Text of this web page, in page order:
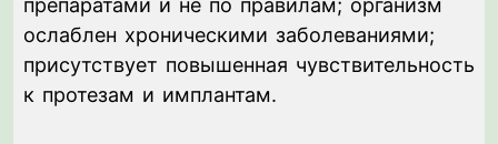
препаратами и не по правилам; организм
ослаблен хроническими заболеваниями;
присутствует повышенная чувствительность
к протезам и имплантам.